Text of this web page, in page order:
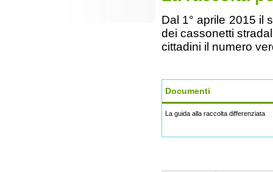
Dal 1° aprile 2015 il
dei cassonetti
cittadini il numero
Documenti
La guida alla raccolta differenziata